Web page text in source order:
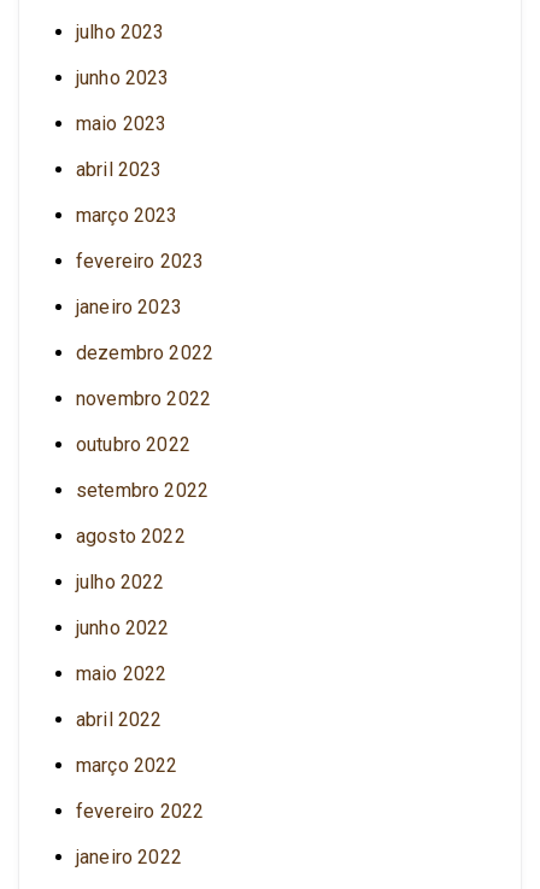
julho 2023
junho 2023
maio 2023
abril 2023
março 2023
fevereiro 2023
janeiro 2023
dezembro 2022
novembro 2022
outubro 2022
setembro 2022
agosto 2022
julho 2022
junho 2022
maio 2022
abril 2022
março 2022
fevereiro 2022
janeiro 2022